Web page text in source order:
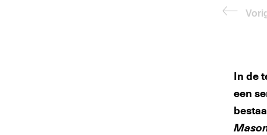
In de
een